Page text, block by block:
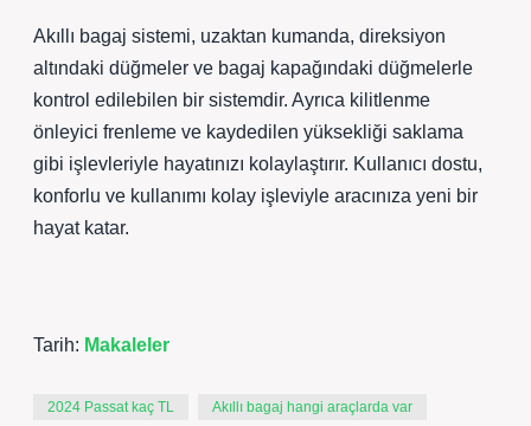
Akıllı bagaj sistemi, uzaktan kumanda, direksiyon
altındaki düğmeler ve bagaj kapağındaki düğmelerle
kontrol edilebilen bir sistemdir. Ayrıca kilitlenme
önleyici frenleme ve kaydedilen yüksekliği saklama
gibi işlevleriyle hayatınızı kolaylaştırır. Kullanıcı dostu,
konforlu ve kullanımı kolay işleviyle aracınıza yeni bir
hayat katar.
Tarih: Makaleler
2024 Passat kaç TL Akıllı bagaj hangi araçlarda var